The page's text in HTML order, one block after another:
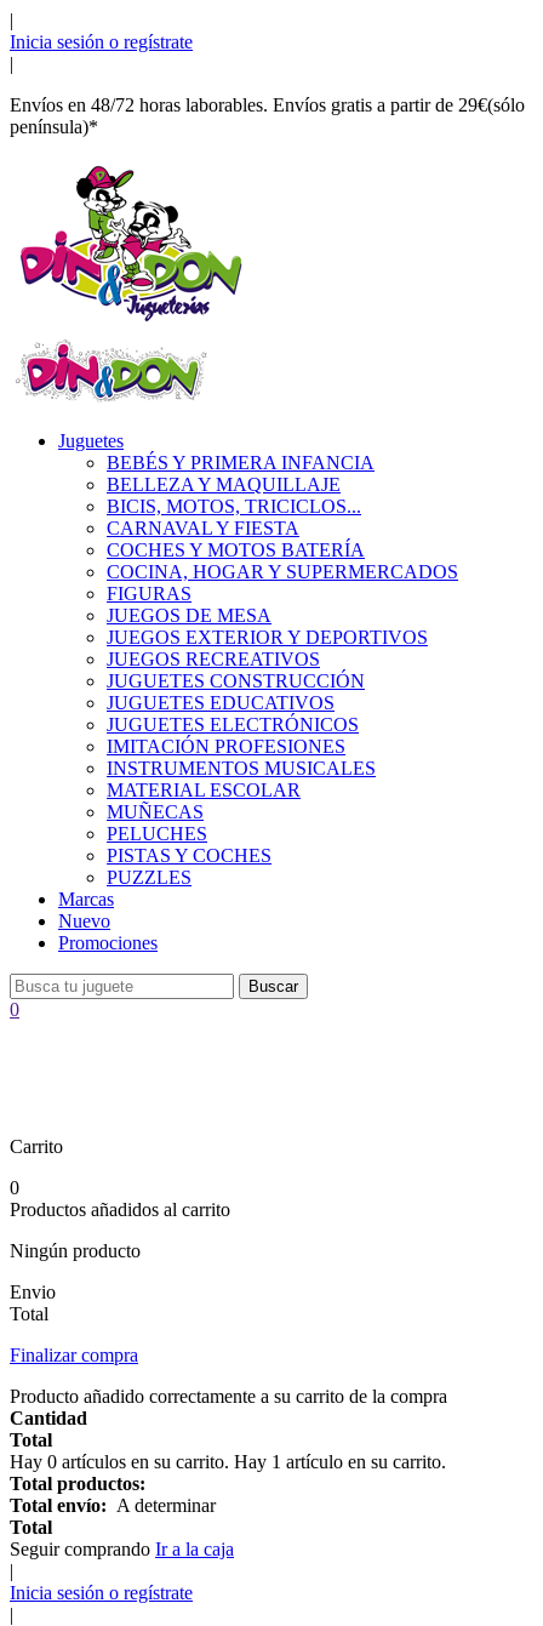
|
Inicia sesión o regístrate
|
Envíos en 48/72 horas laborables. Envíos gratis a partir de 29€(sólo
península)*
Juguetes
BEBÉS Y PRIMERA INFANCIA
BELLEZA Y MAQUILLAJE
BICIS, MOTOS, TRICICLOS...
CARNAVAL Y FIESTA
COCHES Y MOTOS BATERÍA
COCINA, HOGAR Y SUPERMERCADOS
FIGURAS
JUEGOS DE MESA
JUEGOS EXTERIOR Y DEPORTIVOS
JUEGOS RECREATIVOS
JUGUETES CONSTRUCCIÓN
JUGUETES EDUCATIVOS
JUGUETES ELECTRÓNICOS
IMITACIÓN PROFESIONES
INSTRUMENTOS MUSICALES
MATERIAL ESCOLAR
MUÑECAS
PELUCHES
PISTAS Y COCHES
PUZZLES
Marcas
Nuevo
Promociones
Buscar
0
Carrito
0
Productos añadidos al carrito
Ningún producto
Envio
Total
Finalizar compra
Producto añadido correctamente a su carrito de la compra
Cantidad
Total
Hay 0 artículos en su carrito. Hay 1 artículo en su carrito.
Total productos:
Total envío: A determinar
Total
Seguir comprando Ir a la caja
|
Inicia sesión o regístrate
|